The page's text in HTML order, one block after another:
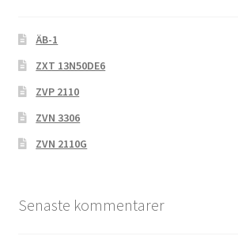
ÄB-1
ZXT 13N50DE6
ZVP 2110
ZVN 3306
ZVN 2110G
Senaste kommentarer